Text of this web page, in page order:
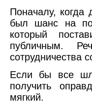
Поначалу, когда
был шанс на
который
публичным.
сотрудничества
Если бы все
получить
мягкий.